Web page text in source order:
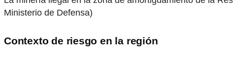
Ministerio de Defensa)
Contexto de riesgo en la región